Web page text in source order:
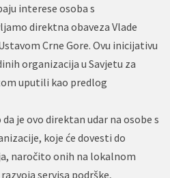
interese osoba s
direktna obaveza Vlade
Crne Gore. Ovu inicijativu
organizacija u Savjetu za
uputili kao predlog
je ovo direktan udar na osobe s
koje će dovesti do
naročito onih na lokalnom
servisa podrške,